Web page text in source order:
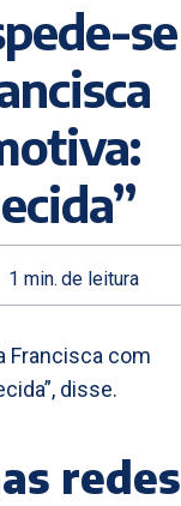
se
1 min. de leitura
Francisca com
disse.
redes